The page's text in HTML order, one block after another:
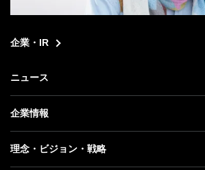
企業・IR
ニュース
ニュース トップ
プレスリリース
企業情報
企業情報 トップ
理念・ビジョン・戦略